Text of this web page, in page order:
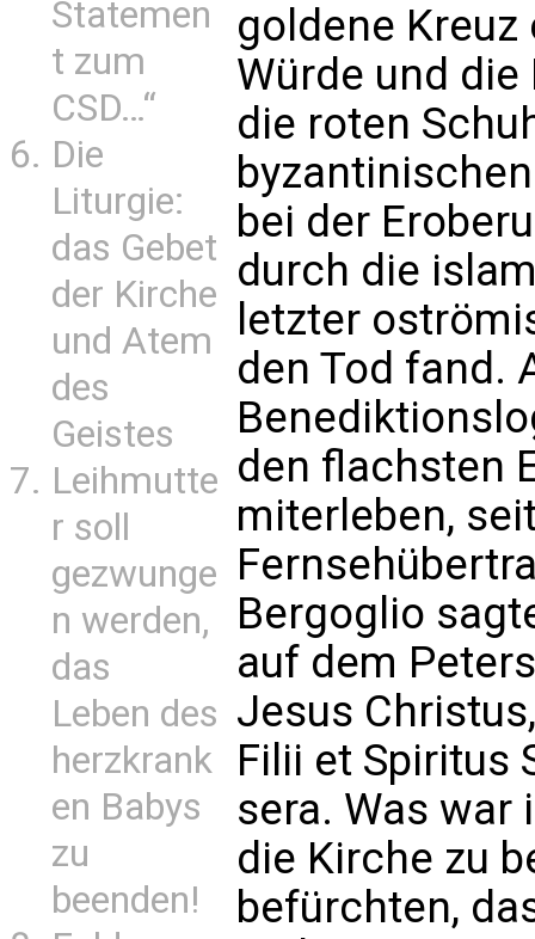
Statemen
t zum
CSD…“
Die
Liturgie:
das Gebet
der Kirche
und Atem
des
Geistes
Leihmutte
r soll
gezwunge
n werden,
das
Leben des
herzkrank
en Babys
zu
beenden!
goldene
Würde und
die roten
bei der
durch die
letzter
den Tod fand.
den flachsten
miterleben,
Bergoglio
auf dem
Jesus
Filii et Spiritus
sera. Was
die Kirche zu
befürchten,